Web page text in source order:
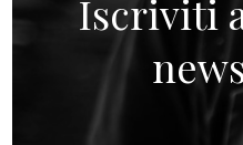
Iscriviti